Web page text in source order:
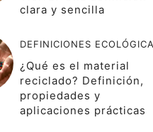
clara y sencilla
DEFINICIONES
¿Qué es el material
reciclado? Definición,
propiedades y
aplicaciones prácticas